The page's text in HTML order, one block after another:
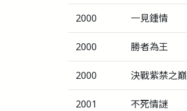
2000 一見鍾情
2000 勝者為王
2000 決戰紫禁之巔
2001 不死情謎